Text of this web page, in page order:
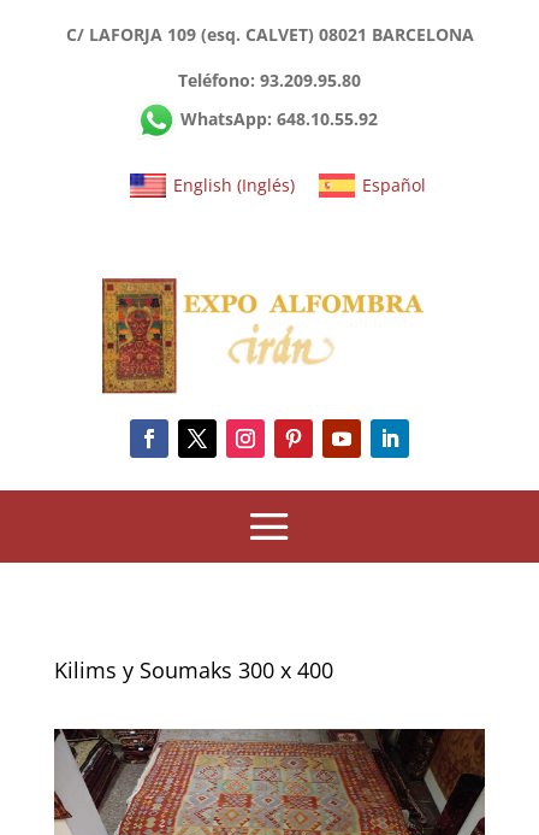
C/ LAFORJA 109 (esq. CALVET) 08021 BARCELONA
Teléfono: 93.209.95.80
WhatsApp: 648.10.55.92
English (Inglés) Español
Kilims y Soumaks 300 x 400